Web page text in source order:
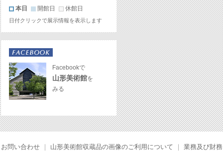
本日 開館日 休館日
日付クリックで展示情報を表示します
Facebookで
山形美術館を
みる
お問い合わせ ｜ 山形美術館収蔵品の画像のご利用について ｜ 業務及び財